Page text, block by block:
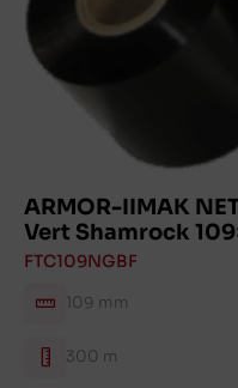
ARMOR-IIMAK
Vert Shamrock
FTC109NGBF
109 mm
300 m